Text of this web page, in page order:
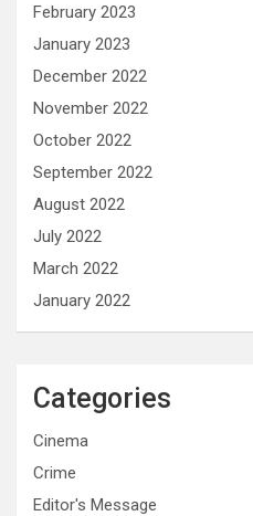
February 2023
January 2023
December 2022
November 2022
October 2022
September 2022
August 2022
July 2022
March 2022
January 2022
Categories
Cinema
Crime
Editor's Message